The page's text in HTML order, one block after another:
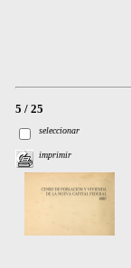
5 / 25
seleccionar
imprimir